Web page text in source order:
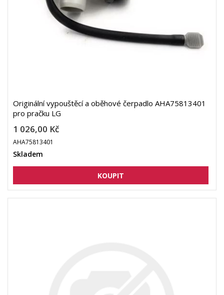
Originální vypouštěcí a oběhové čerpadlo AHA75813401
pro pračku LG
1 026,00 Kč
AHA75813401
Skladem